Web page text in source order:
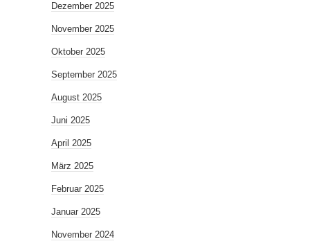
Dezember 2025
November 2025
Oktober 2025
September 2025
August 2025
Juni 2025
April 2025
März 2025
Februar 2025
Januar 2025
November 2024